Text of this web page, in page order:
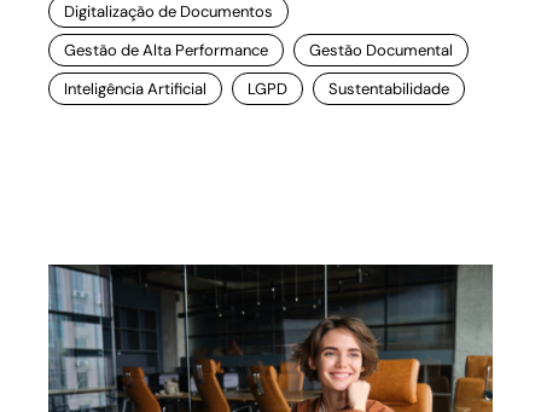
Digitalização de Documentos
Gestão de Alta Performance
Gestão Documental
Inteligência Artificial
LGPD Sustentabilidade